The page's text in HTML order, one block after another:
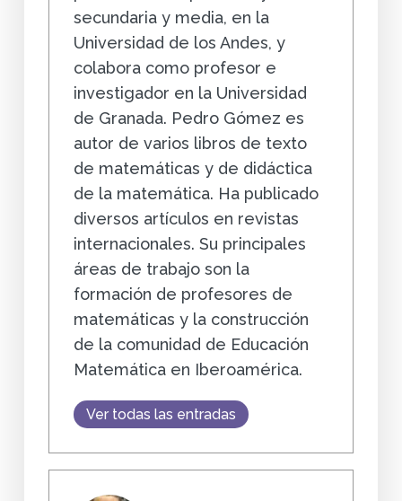
secundaria y media, en la
Universidad de los Andes, y
colabora como profesor e
investigador en la Universidad
de Granada. Pedro Gómez es
autor de varios libros de texto
de matemáticas y de didáctica
de la matemática. Ha publicado
diversos artículos en revistas
internacionales. Su principales
áreas de trabajo son la
formación de profesores de
matemáticas y la construcción
de la comunidad de Educación
Matemática en Iberoamérica.
Ver todas las entradas